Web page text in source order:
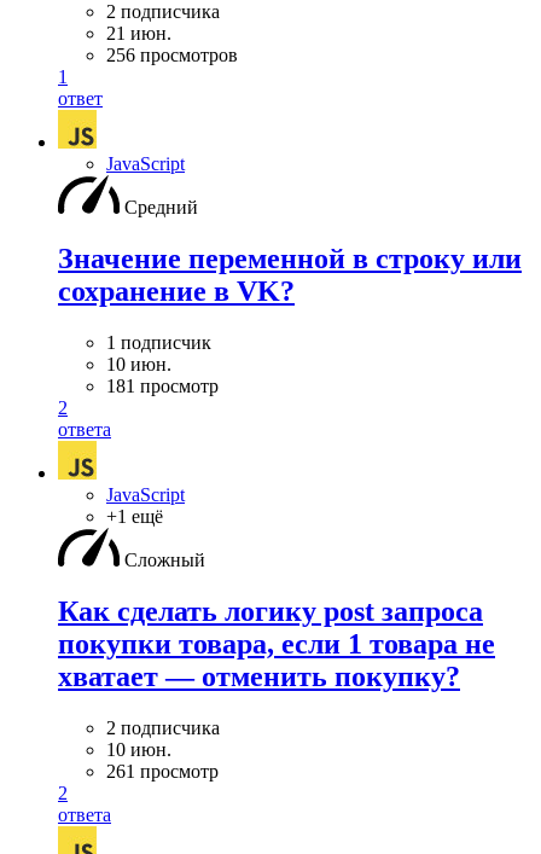
2 подписчика
21 июн.
256 просмотров
1
ответ
JavaScript
Средний
Значение переменной в строку или
сохранение в VK?
1 подписчик
10 июн.
181 просмотр
2
ответа
JavaScript
+1 ещё
Сложный
Как сделать логику post запроса
покупки товара, если 1 товара не
хватает — отменить покупку?
2 подписчика
10 июн.
261 просмотр
2
ответа